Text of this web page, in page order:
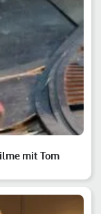
mit Tom